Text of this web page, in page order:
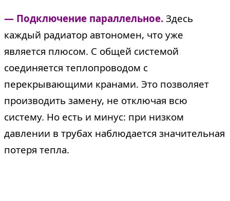
— Подключение параллельное. Здесь
каждый радиатор автономен, что уже
является плюсом. С общей системой
соединяется теплопроводом с
перекрывающими кранами. Это позволяет
производить замену, не отключая всю
систему. Но есть и минус: при низком
давлении в трубах наблюдается значительная
потеря тепла.